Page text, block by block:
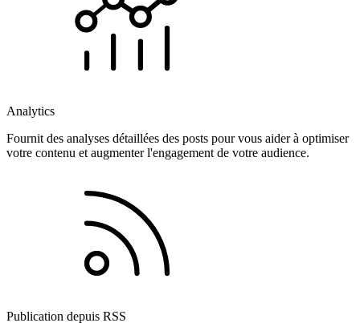
Analytics
Fournit des analyses détaillées des posts pour vous aider à optimiser
votre contenu et augmenter l'engagement de votre audience.
Publication depuis RSS